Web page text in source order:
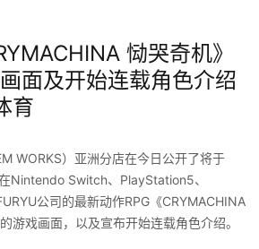
恸哭奇机》
面及开始连载角色介绍
育
WORKS）亚洲分店在今日公开了将于
Nintendo Switch、PlayStation5、
公司的最新动作RPG《CRYMACHINA
游戏画面，以及宣布开始连载角色介绍。